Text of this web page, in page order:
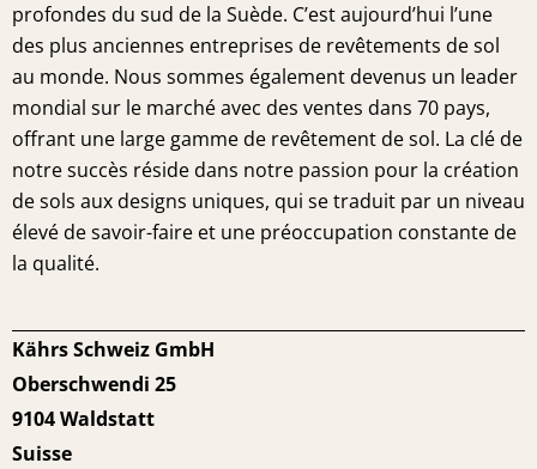
profondes du sud de la Suède. C’est aujourd’hui l’une
des plus anciennes entreprises de revêtements de sol
au monde. Nous sommes également devenus un leader
mondial sur le marché avec des ventes dans 70 pays,
offrant une large gamme de revêtement de sol. La clé de
notre succès réside dans notre passion pour la création
de sols aux designs uniques, qui se traduit par un niveau
élevé de savoir-faire et une préoccupation constante de
la qualité.
Kährs Schweiz GmbH
Oberschwendi 25
9104 Waldstatt
Suisse